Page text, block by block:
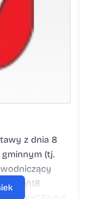
z dnia 8
gminnym (tj.
dzień18